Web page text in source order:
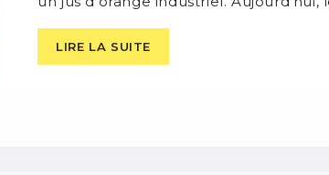
LIRE LA SUITE